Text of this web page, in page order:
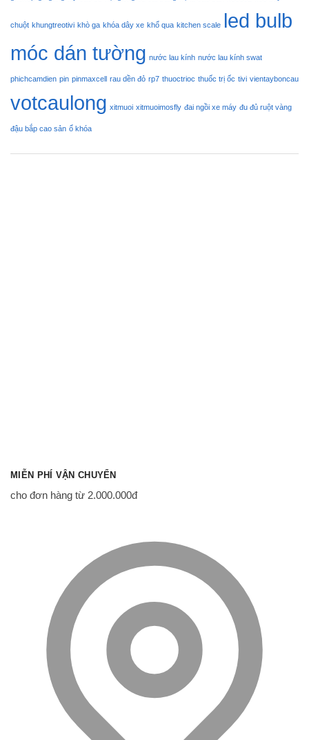
chuột khungtreotivi khò ga khóa dây xe khổ qua kitchen scale led bulb
móc dán tường nước lau kính nước lau kính swat
phichcamdien pin pinmaxcell rau dền đỏ rp7 thuoctrioc thuốc trị ốc tivi vientayboncau
votcaulong xitmuoi xitmuoimosfly đai ngồi xe máy đu đủ ruột vàng
đậu bắp cao sản ổ khóa
MIỄN PHÍ VẬN CHUYỂN
cho đơn hàng từ 2.000.000đ